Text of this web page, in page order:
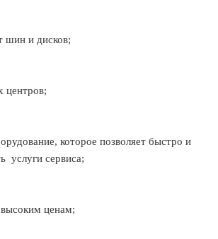
шин и дисков;
центров;
которое позволяет быстро и
услуги сервиса;
ценам;